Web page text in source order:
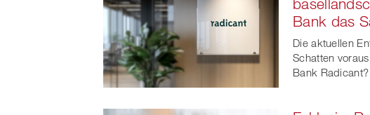
twitt
er
Bank das
Die aktuellen
Schatten
Bank Radicant?